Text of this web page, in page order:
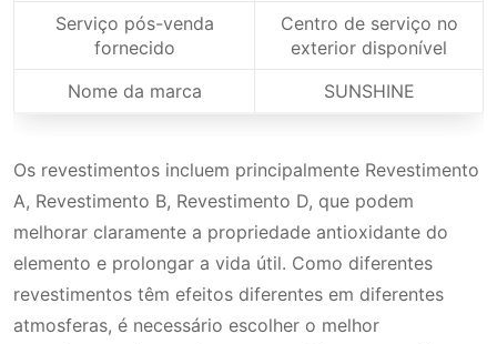
Serviço pós-venda
fornecido
Centro de serviço no
exterior disponível
Nome da marca
SUNSHINE
Os revestimentos incluem principalmente Revestimento
A, Revestimento B, Revestimento D, que podem
melhorar claramente a propriedade antioxidante do
elemento e prolongar a vida útil. Como diferentes
revestimentos têm efeitos diferentes em diferentes
atmosferas, é necessário escolher o melhor